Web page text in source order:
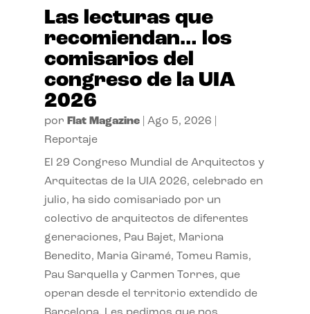
Las lecturas que
recomiendan… los
comisarios del
congreso de la UIA
2026
por Flat Magazine| Ago 5, 2026
Reportaje
El 29 Congreso Mundial de Arquitectos y
Arquitectas de la UIA 2026, celebrado en
julio, ha sido comisariado por un
colectivo de arquitectos de diferentes
generaciones, Pau Bajet, Mariona
Benedito, Maria Giramé, Tomeu Ramis,
Pau Sarquella y Carmen Torres, que
operan desde el territorio extendido de